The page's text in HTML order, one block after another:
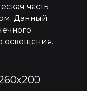
часть
Данный
освещения.